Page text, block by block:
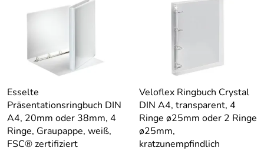
Esselte
Präsentationsringbuch DIN
A4, 20mm oder 38mm, 4
Ringe, Graupappe, weiß,
FSC® zertifiziert
Veloflex Ringbuch Crystal
DIN A4, transparent, 4
Ringe ø25mm oder 2 Ringe
ø25mm,
kratzunempfindlich